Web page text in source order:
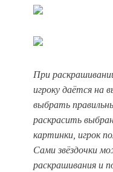
При
игроку даётся на
выбрать
раскрасить
картинки, игрок
Сами звёздочки
раскрашивания и